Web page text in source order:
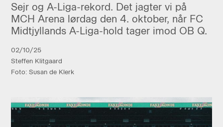
Sejr og A-Liga-rekord. Det jagter vi på
MCH Arena lørdag den 4. oktober, når FC
Midtjyllands A-Liga-hold tager imod OB Q.
02/10/25
Steffen Klitgaard
Foto: Susan de Klerk